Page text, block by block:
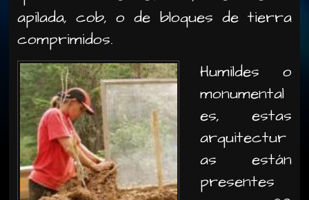
apilada, cob, o de bloques de tierra
comprimidos.
Humildes o
monumental
es, estas
arquitectur
as están
presentes